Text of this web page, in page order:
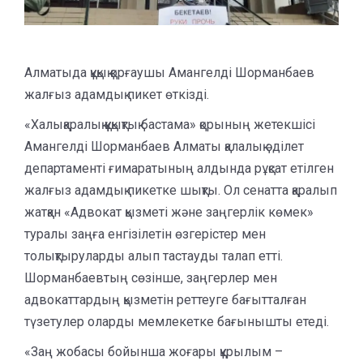
Алматыда құқық қорғаушы Амангелді Шорманбаев
жалғыз адамдық пикет өткізді.
«Халықаралық құқықтық бастама» қорының жетекшісі
Амангелді Шорманбаев Алматы қалалық әділет
департаменті ғимаратының алдында рұқсат етілген
жалғыз адамдық пикетке шықты. Ол сенатта қаралып
жатқан «Адвокат қызметі және заңгерлік көмек»
туралы заңға енгізілетін өзгерістер мен
толықтыруларды алып тастауды талап етті.
Шорманбаевтың сөзінше, заңгерлер мен
адвокаттардың қызметін реттеуге бағытталған
түзетулер оларды мемлекетке бағынышты етеді.
«Заң жобасы бойынша жоғары құрылым –